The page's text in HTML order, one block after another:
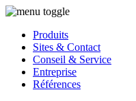
Produits
Sites & Contact
Conseil & Service
Entreprise
Références